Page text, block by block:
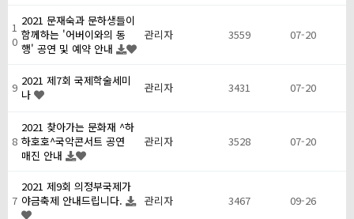
1
0
2021 문재숙과 문하생들이
함께하는 '어버이와의 동
행' 공연 및 예약 안내
관리자 3559 07-20
9 2021 제7회 국제학술세미
나
관리자 3431 07-20
8
2021 찾아가는 문화재 ^하
하호호^국악콘서트 공연
매진 안내
관리자 3528 07-20
7
2021 제9회 의정부국제가
야금축제 안내드립니다.
관리자 3467 09-26